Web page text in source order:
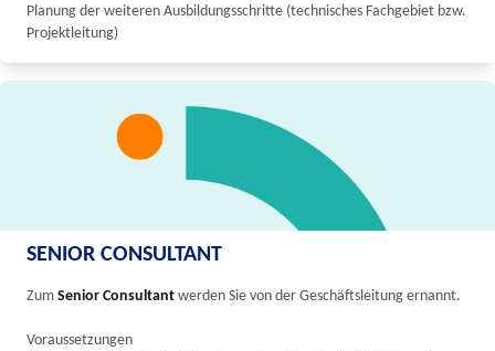
Planung der weiteren Ausbildungsschritte (technisches Fachgebiet bzw.
Projektleitung)
SENIOR CONSULTANT
Zum Senior Consultant werden Sie von der Geschäftsleitung ernannt.
Voraussetzungen